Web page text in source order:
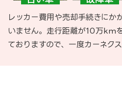
レッカー費用や売却手続きにか
いません。走行距離が10万km
ておりますので、一度カーネク